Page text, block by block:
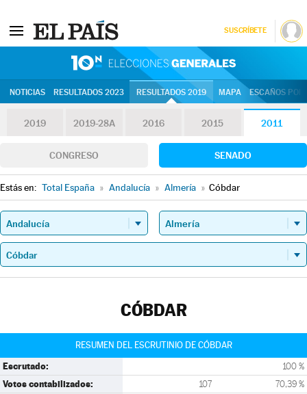
SUSCRÍBETE
NOTICIAS RESULTADOS 2023 RESULTADOS 2019 MAPA ESCAÑOS
2019 2019-28A 2016 2015 2011
CONGRESO SENADO
Estás en: Total España » Andalucía » Almería » Cóbdar
CÓBDAR
RESUMEN DEL ESCRUTINIO DE CÓBDAR
Escrutado: 100 %
Votos contabilizados: 107 70,39 %